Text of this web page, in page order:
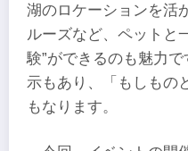
湖のロケーションを活
ルーズなど、ペットと
験”ができるのも魅力
示もあり、「もしもの
もなります。